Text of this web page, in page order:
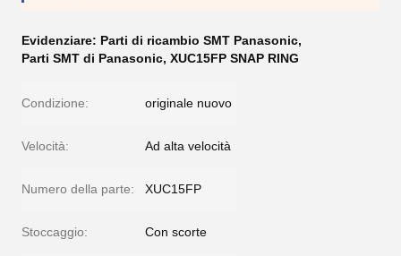
Evidenziare: Parti di ricambio SMT Panasonic,
Parti SMT di Panasonic, XUC15FP SNAP RING
Condizione: originale nuovo
Velocità: Ad alta velocità
Numero della parte: XUC15FP
Stoccaggio: Con scorte